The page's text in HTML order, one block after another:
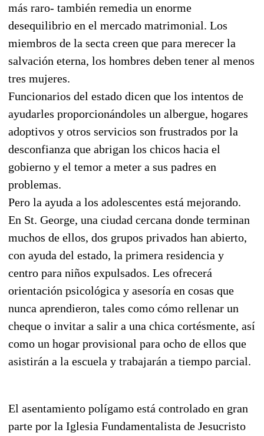
más raro- también remedia un enorme
desequilibrio en el mercado matrimonial. Los
miembros de la secta creen que para merecer la
salvación eterna, los hombres deben tener al menos
tres mujeres.
Funcionarios del estado dicen que los intentos de
ayudarles proporcionándoles un albergue, hogares
adoptivos y otros servicios son frustrados por la
desconfianza que abrigan los chicos hacia el
gobierno y el temor a meter a sus padres en
problemas.
Pero la ayuda a los adolescentes está mejorando.
En St. George, una ciudad cercana donde terminan
muchos de ellos, dos grupos privados han abierto,
con ayuda del estado, la primera residencia y
centro para niños expulsados. Les ofrecerá
orientación psicológica y asesoría en cosas que
nunca aprendieron, tales como cómo rellenar un
cheque o invitar a salir a una chica cortésmente, así
como un hogar provisional para ocho de ellos que
asistirán a la escuela y trabajarán a tiempo parcial.
El asentamiento polígamo está controlado en gran
parte por la Iglesia Fundamentalista de Jesucristo